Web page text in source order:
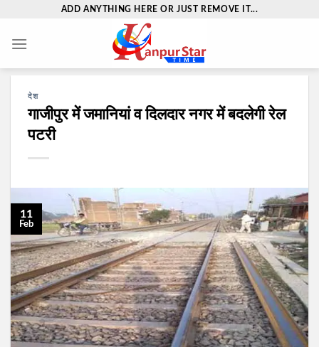
content
ADD ANYTHING HERE OR JUST REMOVE IT...
देश
गाजीपुर में जमानियां व दिलदार नगर में बदलेगी रेल
पटरी
11
Feb